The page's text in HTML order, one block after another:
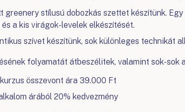
greenery stílusú dobozkás szettet készítünk.
a kis virágok-levelek elkészítését.
szívet készítünk, sok különleges technikát
folyamatát átbeszélitek, valamint sok-sok
összevont ára 39.000 Ft
árából 20% kedvezmény